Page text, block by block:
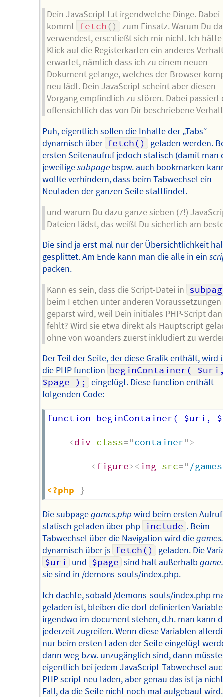
Dein JavaScript tut irgendwelche Dinge. Dabei
kommt fetch ()
zum Einsatz. Warum Du
verwendest, erschließt sich mir nicht. Ich
Klick auf die Registerkarten ein anderes
erwartet, nämlich dass ich zu einem neuen
Dokument gelange, welches der Browser
neu lädt. Dein JavaScript scheint aber diesen
Vorgang empfindlich zu stören. Dabei passiert
offensichtlich das von Dir beschriebene
Puh, eigentlich sollen die Inhalte der „Tabs“
dynamisch über fetch()
geladen werden.
ersten Seitenaufruf jedoch statisch (damit man
jeweiligesubpage bspw. auch bookmarken
wollte verhindern, dass beim Tabwechsel ein
Neuladen der ganzen Seite stattfindet.
und warum Du dazu ganze sieben (7!)
Dateien lädst, das weißt Du sicherlich am
Die sind ja erst mal nur der Übersichtlichkeit
gesplittet. Am Ende kann man die alle in ein
packen.
Kann es sein, dass die Script-Datei in
beim Fetchen unter anderen Voraussetzungen
geparst wird, weil Dein initiales PHP-Script
fehlt? Wird sie etwa direkt als Hauptscript
ohne von woanders zuerst inkludiert zu
Der Teil der Seite, der diese Grafik enthält, wird
die PHP function beginContainer(
$page );
eingefügt. Diese function enthält
folgenden Code:
function beginContainer( $uri,
<div class="container">
<figure><img src=" /
<?php }
Die subpagegames.php wird beim ersten Aufruf
statisch geladen über php include . Beim
Tabwechsel über die Navigation wird die
dynamisch über js fetch()
geladen. Die
$uri
und $page sind halt außerhalb
sie sind in /demons-souls/index.php.
Ich dachte, sobald /demons-souls/index.php
geladen ist, bleiben die dort definierten
irgendwo im document stehen, d.h. man kann
jederzeit zugreifen. Wenn diese Variablen
nur beim ersten Laden der Seite eingefügt
dann weg bzw. unzugänglich sind, dann müsste
eigentlich bei jedem JavaScript-Tabwechsel
PHP script neu laden, aber genau das ist ja
Fall, da die Seite nicht noch mal aufgebaut wird.